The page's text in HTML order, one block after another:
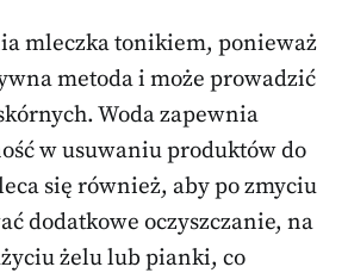
mleczka tonikiem, ponieważ
metoda i może prowadzić
Woda zapewnia
w usuwaniu produktów do
się również, aby po zmyciu
dodatkowe oczyszczanie, na
żelu lub pianki, co